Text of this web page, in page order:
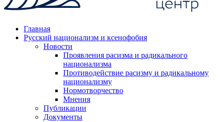
Главная
Русский национализм и ксенофобия
Новости
Проявления расизма и радикального
национализма
Противодействие расизму и радикальному
национализму
Нормотворчество
Мнения
Публикации
Документы